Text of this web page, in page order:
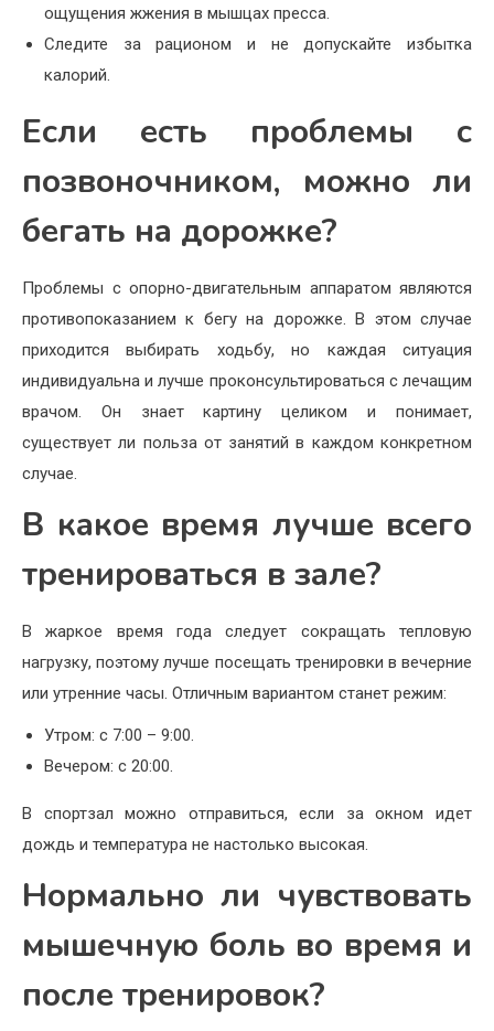
ощущения жжения в мышцах пресса.
Следите за рационом и не допускайте избытка
калорий.
Если есть проблемы с
позвоночником, можно ли
бегать на дорожке?
Проблемы с опорно-двигательным аппаратом являются
противопоказанием к бегу на дорожке. В этом случае
приходится выбирать ходьбу, но каждая ситуация
индивидуальна и лучше проконсультироваться с лечащим
врачом. Он знает картину целиком и понимает,
существует ли польза от занятий в каждом конкретном
случае.
В какое время лучше всего
тренироваться в зале?
В жаркое время года следует сокращать тепловую
нагрузку, поэтому лучше посещать тренировки в вечерние
или утренние часы. Отличным вариантом станет режим:
Утром: с 7:00 – 9:00.
Вечером: с 20:00.
В спортзал можно отправиться, если за окном идет
дождь и температура не настолько высокая.
Нормально ли чувствовать
мышечную боль во время и
после тренировок?